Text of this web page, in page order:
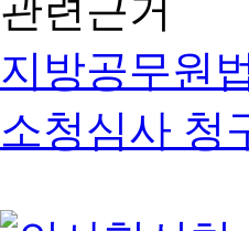
관련근거
지방공무원
소청심사 청